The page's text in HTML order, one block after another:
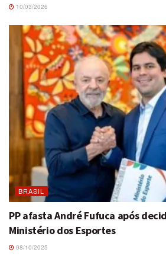
10/03/2026
BRASIL
PP afasta André Fufuca após
Ministério dos Esportes
08/10/2025